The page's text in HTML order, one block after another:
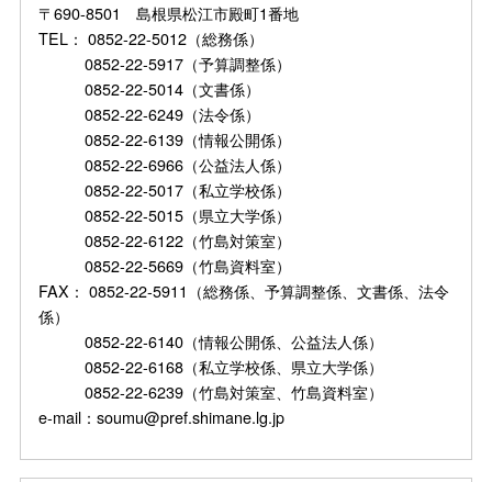
〒690-8501 島根県松江市殿町1番地
TEL： 0852-22-5012（総務係）
0852-22-5917（予算調整係）
0852-22-5014（文書係）
0852-22-6249（法令係）
0852-22-6139（情報公開係）
0852-22-6966（公益法人係）
0852-22-5017（私立学校係）
0852-22-5015（県立大学係）
0852-22-6122（竹島対策室）
0852-22-5669（竹島資料室）
FAX： 0852-22-5911（総務係、予算調整係、文書係、法令
係）
0852-22-6140（情報公開係、公益法人係）
0852-22-6168（私立学校係、県立大学係）
0852-22-6239（竹島対策室、竹島資料室）
e-mail：soumu@pref.shimane.lg.jp